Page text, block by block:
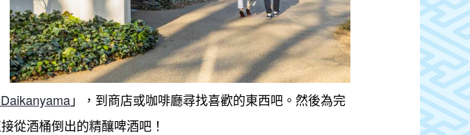
」，到商店或咖啡廳尋找喜歡的東西吧。然後為完
從酒桶倒出的精釀啤酒吧！